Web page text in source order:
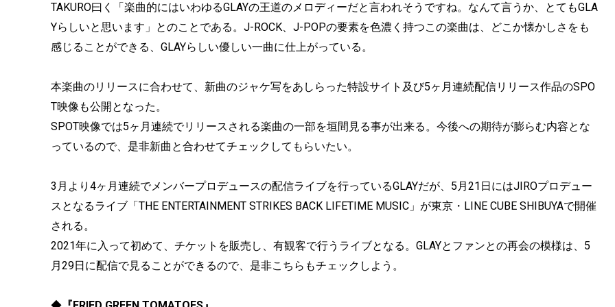
TAKURO曰く「楽曲的にはいわゆるGLAYの王道のメロディーだと言われそうですね。なんて言うか、とてもGLA
Yらしいと思います」とのことである。J-ROCK、J-POPの要素を色濃く持つこの楽曲は、どこか懐かしさをも
感じることができる、GLAYらしい優しい一曲に仕上がっている。
本楽曲のリリースに合わせて、新曲のジャケ写をあしらった特設サイト及び5ヶ月連続配信リリース作品のSPO
T映像も公開となった。
SPOT映像では5ヶ月連続でリリースされる楽曲の一部を垣間見る事が出来る。今後への期待が膨らむ内容とな
っているので、是非新曲と合わせてチェックしてもらいたい。
3月より4ヶ月連続でメンバープロデュースの配信ライブを行っているGLAYだが、5月21日にはJIROプロデュー
スとなるライブ「THE ENTERTAINMENT STRIKES BACK LIFETIME MUSIC」が東京・LINE CUBE SHIBUYAで開催
される。
2021年に入って初めて、チケットを販売し、有観客で行うライブとなる。GLAYとファンとの再会の模様は、5
月29日に配信で見ることができるので、是非こちらもチェックしよう。